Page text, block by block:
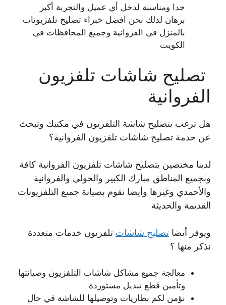
جدا ومناسبة لدخل أي عميل والتجربة أكبر
برهان لذلك نحن افضل خبراء تصليح تلفزيونات
بالمنزل في الفروانية وجميع المحافظات في
الكويت
تصليح شاشات تلفزيون
الفروانية
هل ترغب بتصليح شاشة التلفزيون في مكتبك وتبحث
عن خدمة تصليح شاشات تلفزيون الفروانية؟
لدينا مختصين بتصليح شاشات تلفزيون الفروانية كافة
وبجميع المناطق مبارك الكبير والحولي والفروانية
والأحمدي وغيرها وأيضا نقوم بصيانة جميع التلفزيونات
القديمة والحديثة
ويوفر أيضا تصليح شاشات تلفزيون خدمات متعددة
نذكر منها ؟
معالجة جميع مشاكل شاشات التلفزيون وصيانتها
وتأمين قطع تبديل مستوردة
نؤمن لكم بطاريات وتوصيلها للشاشة في حال